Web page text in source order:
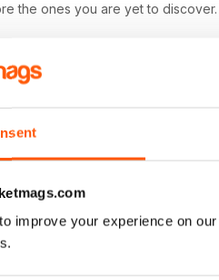
improve your experience on
the ones you are yet to discover.
is the must-have resource of
motorsport passion. Download